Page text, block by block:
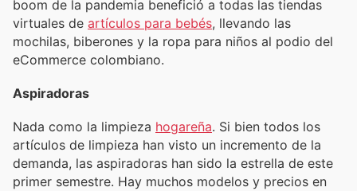
boom de la pandemia benefició a todas las tiendas
virtuales de artículos para bebés, llevando las
mochilas, biberones y la ropa para niños al podio del
eCommerce colombiano.
Aspiradoras
Nada como la limpieza hogareña. Si bien todos los
artículos de limpieza han visto un incremento de la
demanda, las aspiradoras han sido la estrella de este
primer semestre. Hay muchos modelos y precios en